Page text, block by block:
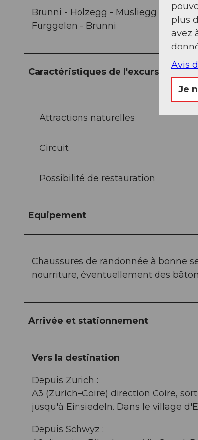
Brunni - Holzegg - Müsliegg -
Furggelen - Brunni
Caractéristiques de l'excursion
Attractions naturelles
Circuit
Possibilité de restauration
Equipement
Chaussures de randonnée à bonne
nourriture, éventuellement des
Arrivée et stationnement
Vers la destination
Depuis Zurich :
A3 (Zurich–Coire) direction Coire,
jusqu'à Einsiedeln. Dans le village
Depuis Schwyz :
plus
avez
Avis
Je